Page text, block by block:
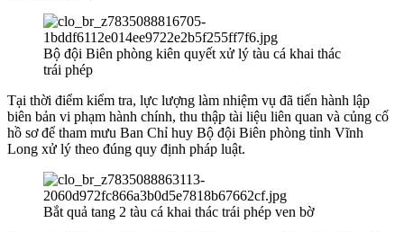
Bộ đội Biên phòng kiên quyết xử lý tàu cá khai thác
trái phép
Tại thời điểm kiểm tra, lực lượng làm nhiệm vụ đã tiến hành lập
biên bản vi phạm hành chính, thu thập tài liệu liên quan và củng cố
hồ sơ để tham mưu Ban Chỉ huy Bộ đội Biên phòng tỉnh Vĩnh
Long xử lý theo đúng quy định pháp luật.
Bắt quả tang 2 tàu cá khai thác trái phép ven bờ